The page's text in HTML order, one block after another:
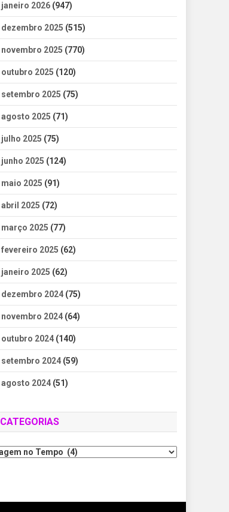
janeiro 2026 (947)
dezembro 2025 (515)
novembro 2025 (770)
outubro 2025 (120)
setembro 2025 (75)
agosto 2025 (71)
julho 2025 (75)
junho 2025 (124)
maio 2025 (91)
abril 2025 (72)
março 2025 (77)
fevereiro 2025 (62)
janeiro 2025 (62)
dezembro 2024 (75)
novembro 2024 (64)
outubro 2024 (140)
setembro 2024 (59)
agosto 2024 (51)
CATEGORIAS